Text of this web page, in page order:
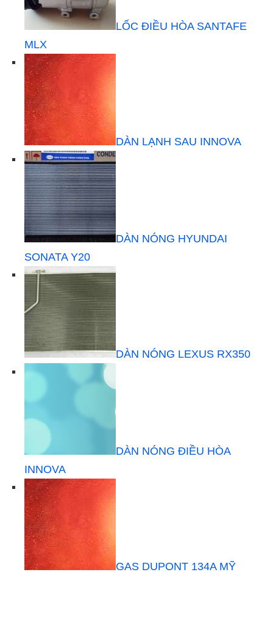
LỐC ĐIỀU HÒA SANTAFE
MLX
DÀN LẠNH SAU INNOVA
DÀN NÓNG HYUNDAI
SONATA Y20
DÀN NÓNG LEXUS RX350
DÀN NÓNG ĐIỀU HÒA
INNOVA
GAS DUPONT 134A MỸ